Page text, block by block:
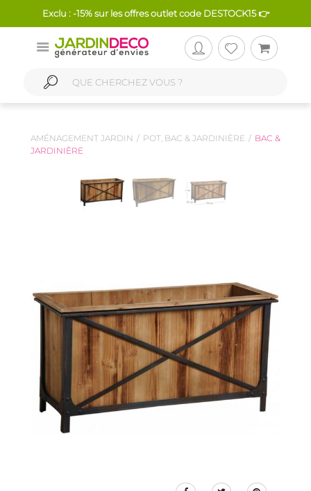
Exclu : -15% sur les offres outlet code DESTOCK15 👉
AMÉNAGEMENT JARDIN POT, BAC & JARDINIÈRE
BAC &
JARDINIÈRE